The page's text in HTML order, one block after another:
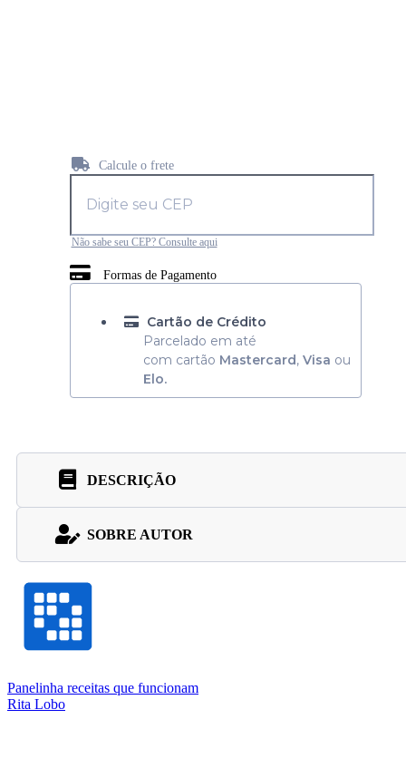
Calcule o frete
Não sabe seu CEP? Consulte aqui
Formas de Pagamento
Cartão de Crédito
Parcelado em até
com cartão Mastercard, Visa ou
Elo.
DESCRIÇÃO
SOBRE AUTOR
Panelinha receitas que funcionam
Rita Lobo